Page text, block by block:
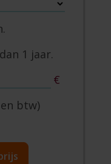
dan 1 jaar.
€
btw)